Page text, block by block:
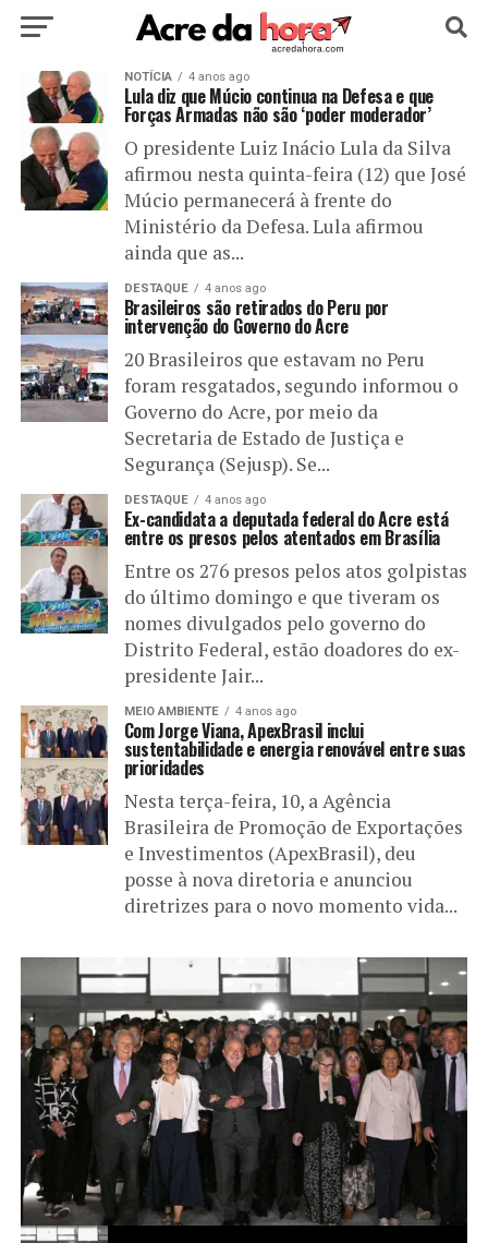
HOME POLÍTICA CULTURA
EDUCAÇÃO NOTÍCIA MUNDO
NOTÍCIA 4 anos ago
Lula diz que Múcio continua na Defesa e que
Forças Armadas não são ‘poder moderador’
O presidente Luiz Inácio Lula da Silva
afirmou nesta quinta-feira (12) que José
Múcio permanecerá à frente do
Ministério da Defesa. Lula afirmou
ainda que as...
DESTAQUE 4 anos ago
Brasileiros são retirados do Peru por
intervenção do Governo do Acre
20 Brasileiros que estavam no Peru
foram resgatados, segundo informou o
Governo do Acre, por meio da
Secretaria de Estado de Justiça e
Segurança (Sejusp). Se...
DESTAQUE 4 anos ago
Ex-candidata a deputada federal do Acre está
entre os presos pelos atentados em Brasília
Entre os 276 presos pelos atos golpistas
do último domingo e que tiveram os
nomes divulgados pelo governo do
Distrito Federal, estão doadores do ex-
presidente Jair...
MEIO AMBIENTE 4 anos ago
Com Jorge Viana, ApexBrasil inclui
sustentabilidade e energia renovável entre suas
prioridades
Nesta terça-feira, 10, a Agência
Brasileira de Promoção de Exportações
e Investimentos (ApexBrasil), deu
posse à nova diretoria e anunciou
diretrizes para o novo momento vida...